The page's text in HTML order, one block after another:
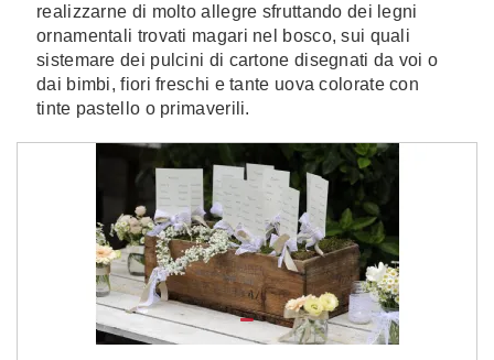
realizzarne di molto allegre sfruttando dei legni
ornamentali trovati magari nel bosco, sui quali
sistemare dei pulcini di cartone disegnati da voi o
dai bimbi, fiori freschi e tante uova colorate con
tinte pastello o primaverili.